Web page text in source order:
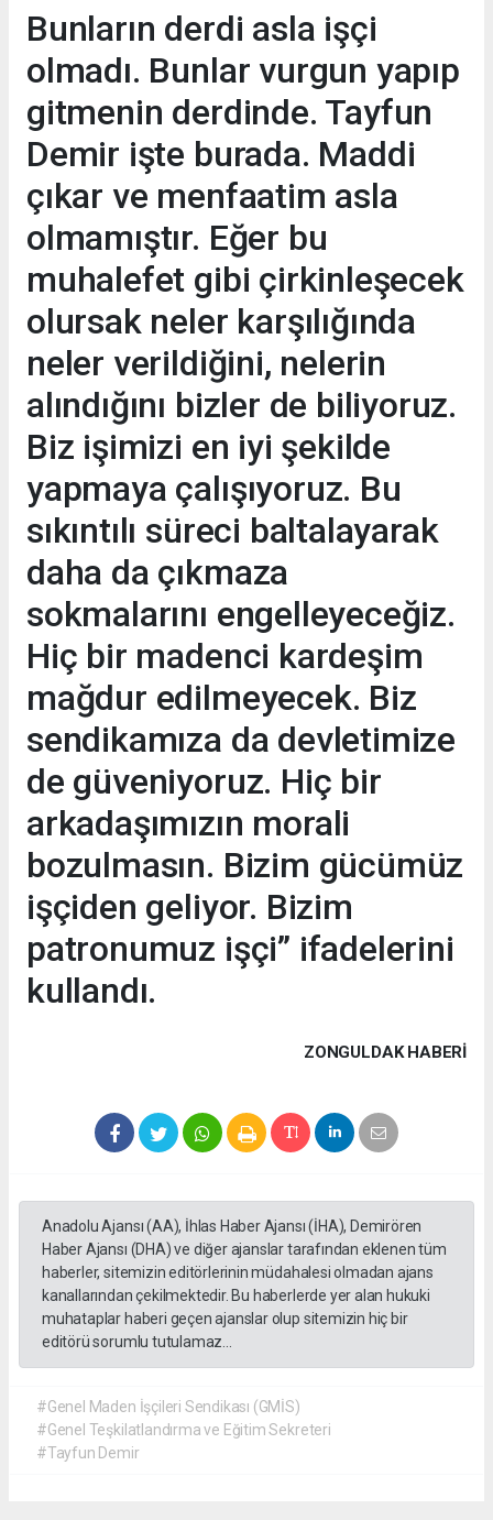
Bunların derdi asla işçi
olmadı. Bunlar vurgun yapıp
gitmenin derdinde. Tayfun
Demir işte burada. Maddi
çıkar ve menfaatim asla
olmamıştır. Eğer bu
muhalefet gibi çirkinleşecek
olursak neler karşılığında
neler verildiğini, nelerin
alındığını bizler de biliyoruz.
Biz işimizi en iyi şekilde
yapmaya çalışıyoruz. Bu
sıkıntılı süreci baltalayarak
daha da çıkmaza
sokmalarını engelleyeceğiz.
Hiç bir madenci kardeşim
mağdur edilmeyecek. Biz
sendikamıza da devletimize
de güveniyoruz. Hiç bir
arkadaşımızın morali
bozulmasın. Bizim gücümüz
işçiden geliyor. Bizim
patronumuz işçi” ifadelerini
kullandı.
ZONGULDAK HABERİ
Anadolu Ajansı (AA), İhlas Haber Ajansı (İHA), Demirören
Haber Ajansı (DHA) ve diğer ajanslar tarafından eklenen tüm
haberler, sitemizin editörlerinin müdahalesi olmadan ajans
kanallarından çekilmektedir. Bu haberlerde yer alan hukuki
muhataplar haberi geçen ajanslar olup sitemizin hiç bir
editörü sorumlu tutulamaz...
#Genel Maden İşçileri Sendikası (GMİS)
#Genel Teşkilatlandırma ve Eğitim Sekreteri
#Tayfun Demir